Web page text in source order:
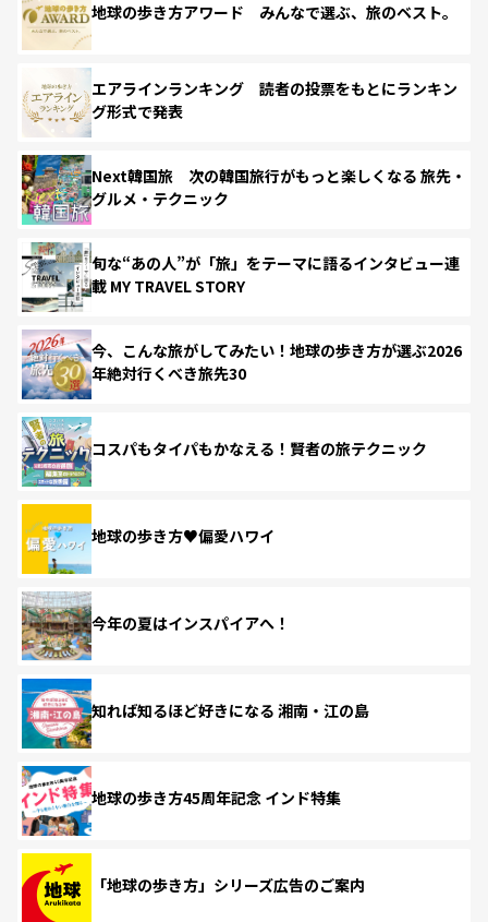
地球の歩き方アワード みんなで選ぶ、旅のベスト。
エアラインランキング 読者の投票をもとにランキン
グ形式で発表
Next韓国旅 次の韓国旅行がもっと楽しくなる 旅先・
グルメ・テクニック
旬な“あの人”が「旅」をテーマに語るインタビュー連
載 MY TRAVEL STORY
今、こんな旅がしてみたい！地球の歩き方が選ぶ2026
年絶対行くべき旅先30
コスパもタイパもかなえる！賢者の旅テクニック
地球の歩き方♥偏愛ハワイ
今年の夏はインスパイアへ！
知れば知るほど好きになる 湘南・江の島
地球の歩き方45周年記念 インド特集
「地球の歩き方」シリーズ広告のご案内